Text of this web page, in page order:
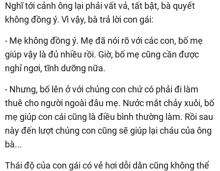
Nghĩ tới cảnh ông lại phải vất vả, tất bật, bà quyết
không đồng ý. Vì vậy, bà trả lời con gái:
- Mẹ không đồng ý. Mẹ đã nói rõ với các con, bố mẹ
giúp vậy là đủ nhiều rồi. Giờ, bố mẹ cũng cần được
nghỉ ngơi, tĩnh dưỡng nữa.
- Nhưng, bố lên ở với chúng con chứ có phải đi làm
thuê cho người ngoài đâu mẹ. Nước mắt chảy xuôi, bố
mẹ giúp con cái cũng là điều bình thường làm. Rồi sau
này đến lượt chúng con cũng sẽ giúp lại cháu của ông
bà...
Thái độ của con gái có vẻ hơi dỗi dằn cũng không thể